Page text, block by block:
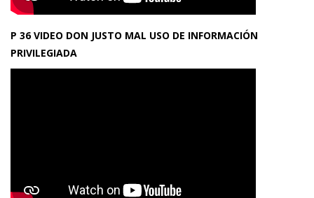
P 36 VIDEO DON JUSTO MAL USO DE INFORMACIÓN
PRIVILEGIADA